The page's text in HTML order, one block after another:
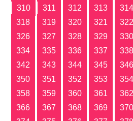
310
311 312 313 314
318
319 320 321 322
326
327 328 329 330
334
335 336 337 338
342
343 344 345 346
350
351 352 353 354
358
359 360 361 362
366
367 368 369 370